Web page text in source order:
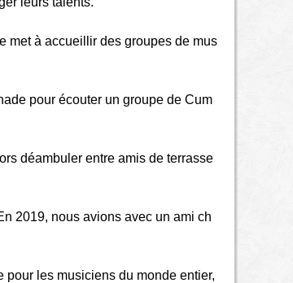
met à accueillir des groupes de mus
pour écouter un groupe de Cum
déambuler entre amis de terrasse
2019, nous avions avec un ami ch
pour les musiciens du monde entier,